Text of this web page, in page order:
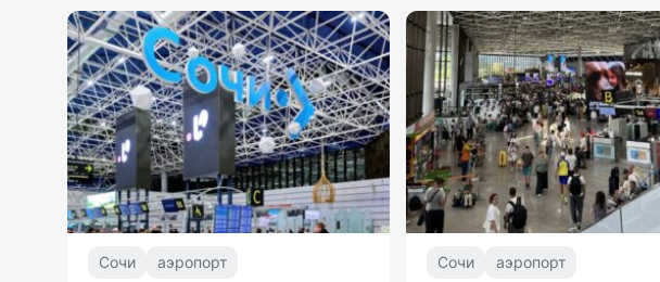
Сочи аэропорт Сочи аэропорт